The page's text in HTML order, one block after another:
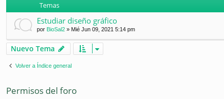
d
os
Temas
Estudiar diseño gráfico
por BioSal2 » Mié Jun 09, 2021 5:14 pm
Nuevo Tema
Volver a Índice general
Permisos del foro